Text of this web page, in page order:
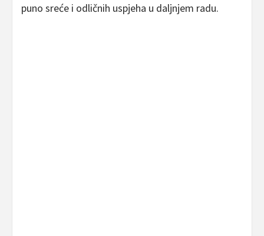
puno sreće i odličnih uspjeha u daljnjem radu.